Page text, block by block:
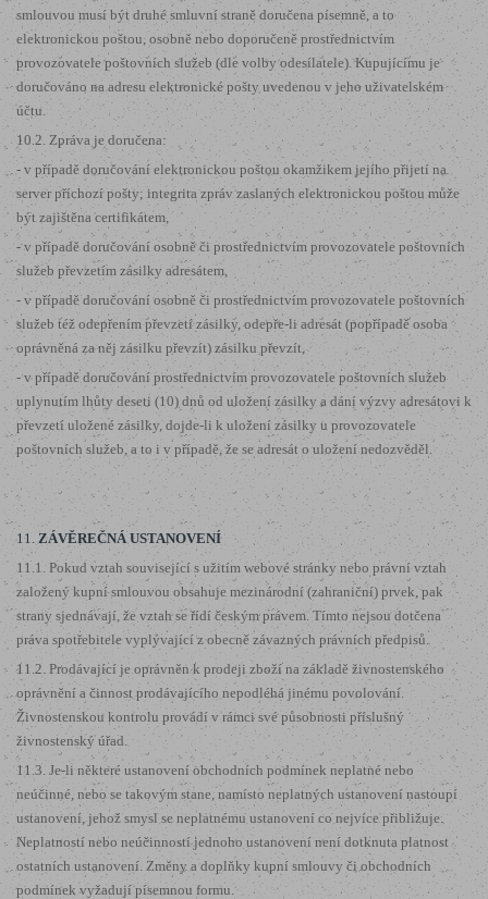
smlouvou musí být druhé smluvní straně doručena písemně, a to
elektronickou poštou, osobně nebo doporučeně prostřednictvím
provozovatele poštovních služeb (dle volby odesílatele). Kupujícímu je
doručováno na adresu elektronické pošty uvedenou v jeho uživatelském
účtu.
10.2. Zpráva je doručena:
- v případě doručování elektronickou poštou okamžikem jejího přijetí na
server příchozí pošty; integrita zpráv zaslaných elektronickou poštou může
být zajištěna certifikátem,
- v případě doručování osobně či prostřednictvím provozovatele poštovních
služeb převzetím zásilky adresátem,
- v případě doručování osobně či prostřednictvím provozovatele poštovních
služeb též odepřením převzetí zásilky, odepře-li adresát (popřípadě osoba
oprávněná za něj zásilku převzít) zásilku převzít,
- v případě doručování prostřednictvím provozovatele poštovních služeb
uplynutím lhůty deseti (10) dnů od uložení zásilky a dání výzvy adresátovi k
převzetí uložené zásilky, dojde-li k uložení zásilky u provozovatele
poštovních služeb, a to i v případě, že se adresát o uložení nedozvěděl.
11. ZÁVĚREČNÁ USTANOVENÍ
11.1. Pokud vztah související s užitím webové stránky nebo právní vztah
založený kupní smlouvou obsahuje mezinárodní (zahraniční) prvek, pak
strany sjednávají, že vztah se řídí českým právem. Tímto nejsou dotčena
práva spotřebitele vyplývající z obecně závazných právních předpisů.
11.2. Prodávající je oprávněn k prodeji zboží na základě živnostenského
oprávnění a činnost prodávajícího nepodléhá jinému povolování.
Živnostenskou kontrolu provádí v rámci své působnosti příslušný
živnostenský úřad.
11.3. Je-li některé ustanovení obchodních podmínek neplatné nebo
neúčinné, nebo se takovým stane, namísto neplatných ustanovení nastoupí
ustanovení, jehož smysl se neplatnému ustanovení co nejvíce přibližuje.
Neplatností nebo neúčinností jednoho ustanovení není dotknuta platnost
ostatních ustanovení. Změny a doplňky kupní smlouvy či obchodních
podmínek vyžadují písemnou formu.